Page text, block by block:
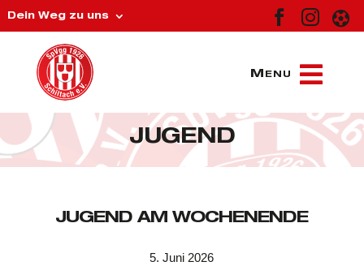
Dein Weg zu uns   
JUGEND
JUGEND AM WOCHENENDE
5. Juni 2026